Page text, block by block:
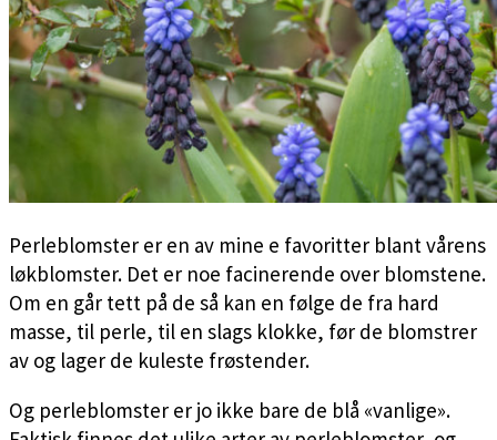
Perleblomster er en av mine e favoritter blant vårens
løkblomster. Det er noe facinerende over blomstene.
Om en går tett på de så kan en følge de fra hard
masse, til perle, til en slags klokke, før de blomstrer
av og lager de kuleste frøstender.
Og perleblomster er jo ikke bare de blå «vanlige».